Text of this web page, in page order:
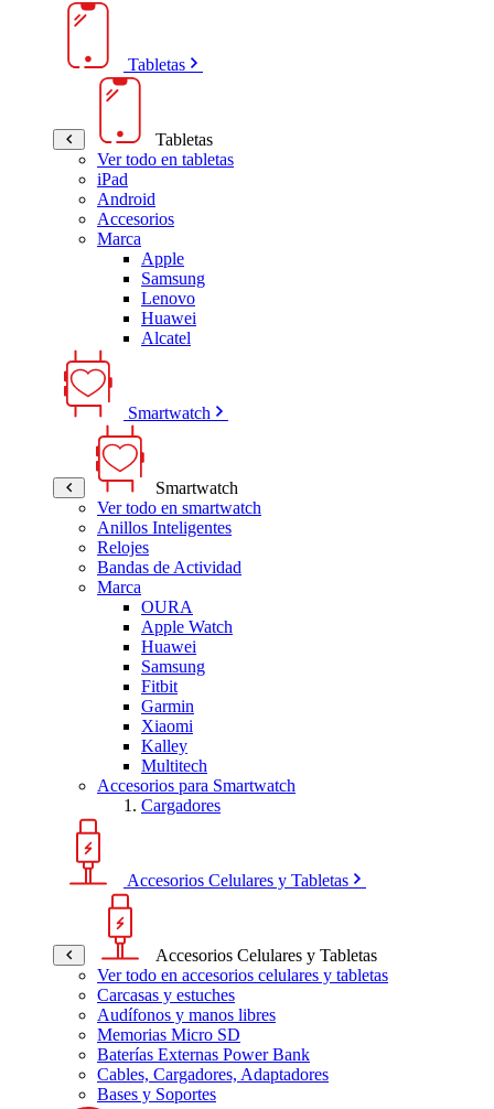
Tabletas
Tabletas
Ver todo en tabletas
iPad
Android
Accesorios
Marca
Apple
Samsung
Lenovo
Huawei
Alcatel
Smartwatch
Smartwatch
Ver todo en smartwatch
Anillos Inteligentes
Relojes
Bandas de Actividad
Marca
OURA
Apple Watch
Huawei
Samsung
Fitbit
Garmin
Xiaomi
Kalley
Multitech
Accesorios para Smartwatch
Cargadores
Accesorios Celulares y Tabletas
Accesorios Celulares y Tabletas
Ver todo en accesorios celulares y tabletas
Carcasas y estuches
Audífonos y manos libres
Memorias Micro SD
Baterías Externas Power Bank
Cables, Cargadores, Adaptadores
Bases y Soportes